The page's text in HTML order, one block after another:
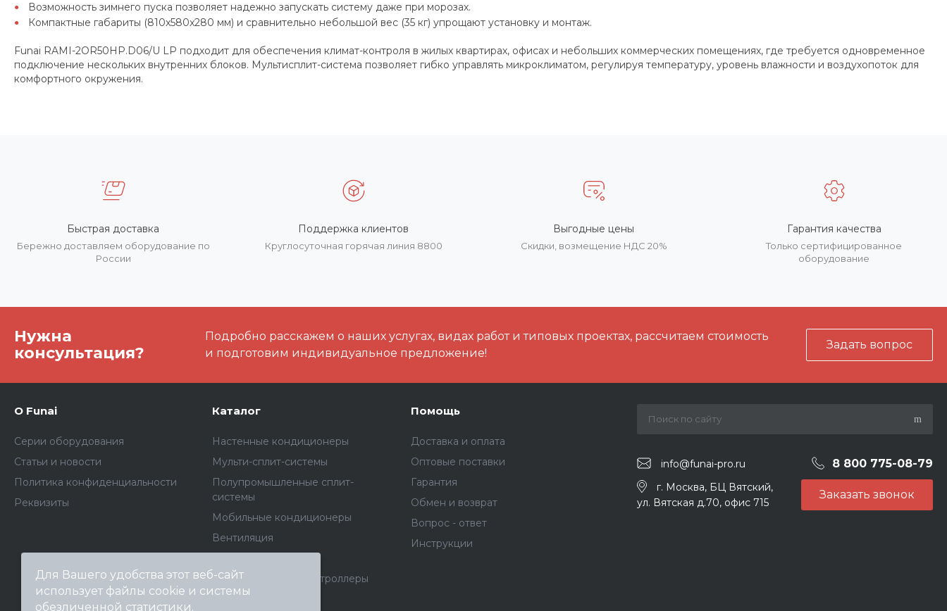
Возможность зимнего пуска позволяет надежно запускать систему даже при морозах.
Компактные габариты (810x580x280 мм) и сравнительно небольшой вес (35 кг) упрощают установку и монтаж.
Funai RAMI-2OR50HP.D06/U LP подходит для обеспечения климат-контроля в жилых квартирах, офисах и небольших коммерческих помещениях, где требуется одновременное
подключение нескольких внутренних блоков. Мультисплит-система позволяет гибко управлять микроклиматом, регулируя температуру, уровень влажности и воздухопоток для
комфортного окружения.
Быстрая доставка
Бережно доставляем оборудование по
России
Поддержка клиентов
Круглосуточная горячая линия 8800
Выгодные цены
Скидки, возмещение НДС 20%
Гарантия качества
Только сертифицированное
оборудование
Нужна
консультация?
Подробно расскажем о наших услугах, видах работ и типовых проектах, рассчитаем стоимость
и подготовим индивидуальное предложение!
Задать вопрос
О Funai
Серии оборудования
Статьи и новости
Политика конфиденциальности
Реквизиты
Каталог
Настенные кондиционеры
Мульти-сплит-системы
Полупромышленные сплит-
системы
Мобильные кондиционеры
Вентиляция
Wi-Fi адаптеры и контроллеры
Архив моделей
Помощь
Доставка и оплата
Оптовые поставки
Гарантия
Обмен и возврат
Вопрос - ответ
Инструкции
info@funai-pro.ru 8 800 775-08-79
г. Москва, БЦ Вятский,
ул. Вятская д.70, офис 715
Заказать звонок
Для Вашего удобства этот веб-сайт
использует файлы cookie и системы
обезличенной статистики.